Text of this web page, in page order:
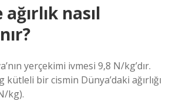
nasıl
yerçekimi ivmesi 9,8 N/kg’dır.
kütleli bir cismin Dünya’daki ağırlığı
kg).